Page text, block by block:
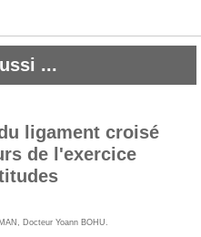
...
ligament croisé
de l'exercice
Docteur Yoann BOHU